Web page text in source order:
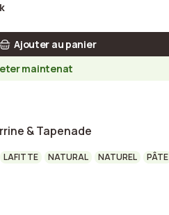
Ajouter au panier
maintenat
& Tapenade
LAFITTE NATURAL NATUREL PÂTE